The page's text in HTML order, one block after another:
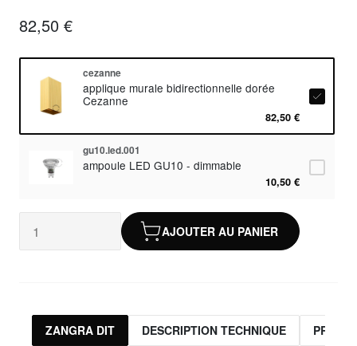
82,50 €
cezanne
applique murale bidirectionnelle dorée
Cezanne
82,50 €
gu10.led.001
ampoule LED GU10 - dimmable
10,50 €
AJOUTER AU PANIER
ZANGRA DIT DESCRIPTION TECHNIQUE